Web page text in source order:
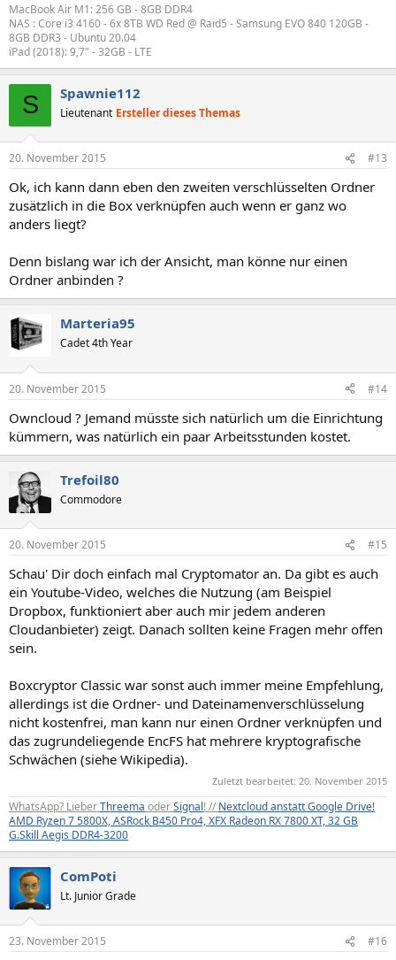
MacBook Air M1: 256 GB - 8GB DDR4
NAS : Core i3 4160 - 6x 8TB WD Red @ Raid5 - Samsung EVO 840 120GB -
8GB DDR3 - Ubuntu 20.04
iPad (2018): 9,7" - 32GB - LTE
S Spawnie112
Lieutenant Ersteller dieses Themas
20. November 2015 #13
Ok, ich kann dann eben den zweiten verschlüsselten Ordner
zusätzlich in die Box verknüpfen auch wenn er ganz wo
anders liegt?
Denn bislang war ich der Ansicht, man könne nur einen
Ordner anbinden ?
Marteria95
Cadet 4th Year
20. November 2015 #14
Owncloud ? Jemand müsste sich natürlich um die Einrichtung
kümmern, was natürlich ein paar Arbeitsstunden kostet.
Trefoil80
Commodore
20. November 2015 #15
Schau' Dir doch einfach mal Cryptomator an. Da gibt es auch
ein Youtube-Video, welches die Nutzung (am Beispiel
Dropbox, funktioniert aber auch mir jedem anderen
Cloudanbieter) zeigt. Danach sollten keine Fragen mehr offen
sein.
Boxcryptor Classic war sonst auch immer meine Empfehlung,
allerdings ist die Ordner- und Dateinamenverschlüsselung
nicht kostenfrei, man kann nur einen Ordner verknüpfen und
das zugrundeliegende EncFS hat mehrere kryptografische
Schwächen (siehe Wikipedia).
Zuletzt bearbeitet: 20. November 2015
WhatsApp? LieberThreema oderSignal! // Nextcloud anstatt Google Drive!
AMD Ryzen 7 5800X, ASRock B450 Pro4, XFX Radeon RX 7800 XT, 32 GB
G.Skill Aegis DDR4-3200
ComPoti
Lt. Junior Grade
23. November 2015 #16